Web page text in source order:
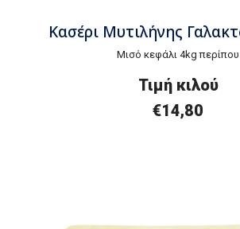
Κασέρι Μυτιλήνης
Μισό κεφάλι 4kg περίπου
Τιμή κιλού
€14,80